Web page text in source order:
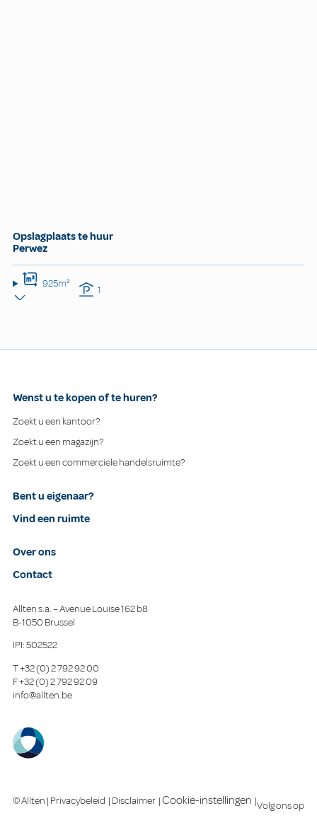
Opslagplaats te huur
Perwez
925m² 1
Wenst u te kopen of te huren?
Zoekt u een kantoor?
Zoekt u een magazijn?
Zoekt u een commerciële handelsruimte?
Bent u eigenaar?
Vind een ruimte
Over ons
Contact
Allten s.a. – Avenue Louise 162 b8
B-1050 Brussel
IPI: 502522
T+32 (0) 2 792 92 00
F+32 (0) 2 792 92 09
info@allten.be
© Allten | Privacybeleid | Disclaimer |Cookie-instellingen |Volg ons op